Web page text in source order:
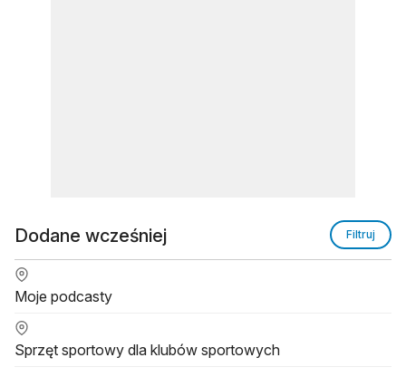
Dodane wcześniej Filtruj
Moje podcasty
Sprzęt sportowy dla klubów sportowych